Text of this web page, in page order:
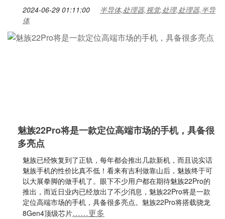
2024-06-29 01:11:00
半导体,处理器,视觉,处理,处理器,半导
体
魅族22Pro将是一款定位高端市场的手机，具备很
多亮点
魅族已经恢复到了正轨，每年都会推出几款新机，而且说实话
魅族手机的性价比真不低！看来有吉利做靠山后，魅族终于可
以大展拳脚的做手机了。眼下不少用户都在期待魅族22Pro的
推出，而近日业内已经放出了不少消息，魅族22Pro将是一款
定位高端市场的手机，具备很多亮点。魅族22Pro将搭载骁龙
8Gen4顶级芯片……更多